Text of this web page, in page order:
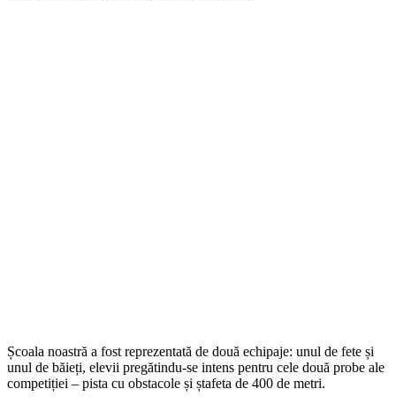
Școala noastră a fost reprezentată de două echipaje: unul de fete și
unul de băieți, elevii pregătindu-se intens pentru cele două probe ale
competiției – pista cu obstacole și ștafeta de 400 de metri.